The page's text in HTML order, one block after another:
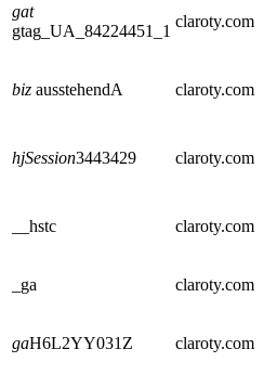
gat
gtag_UA_84224451_1
claroty.com
biz ausstehendA claroty.com
hjSession3443429 claroty.com
__hstc claroty.com
_ga claroty.com
gaH6L2YY031Z claroty.com